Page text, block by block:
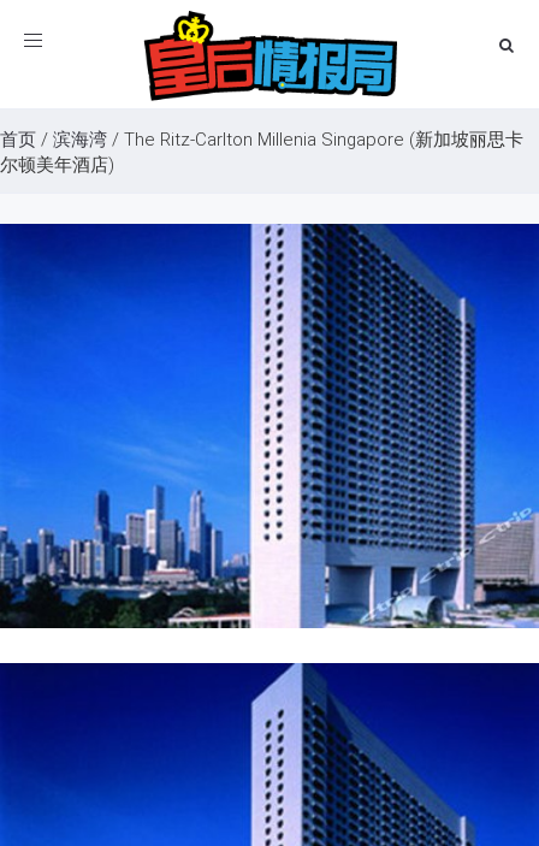
Toggle
首页 / 滨海湾 / The Ritz-Carlton Millenia Singapore (新加坡丽思卡
尔顿美年酒店)